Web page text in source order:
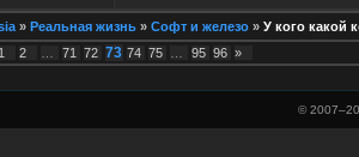
» Реальная жизнь » Софт и железо » У кого какой
1 2 71 72 73 74 75 95 96 »
© 2007–